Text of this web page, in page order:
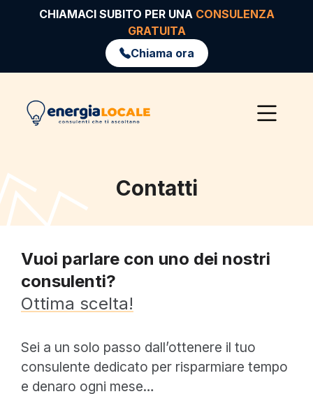
CHIAMACI SUBITO PER UNA CONSULENZA
GRATUITA
Chiama ora
Contatti
Vuoi parlare con uno dei nostri
consulenti?
Ottima scelta!
Sei a un solo passo dall’ottenere il tuo
consulente dedicato per risparmiare tempo
e denaro ogni mese…